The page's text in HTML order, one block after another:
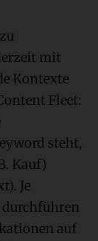
mit
Kontexte
Fleet:
steht,
Kauf)
Je
durchführen
auf